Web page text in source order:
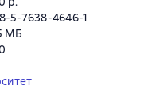
5-7638-4646-1
МБ